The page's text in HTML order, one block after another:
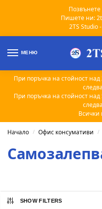
Позвънете
Пишете ни:
2TS Studio
МЕНЮ
При поръчка на стойност над
При поръчка на стойност над
Всички
Начало / Офис консумативи /
SHOW FILTERS